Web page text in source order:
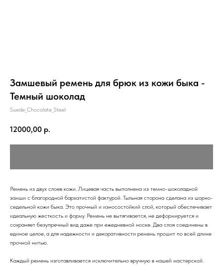
Замшевый ремень для брюк из кожи быка -
Темный шоколад
Suede_Chocolate_Steel
12000,00 р.
Ремень из двух слоев кожи. Лицевая часть выполнена из темно-шоколадной
замши с благородной бархатистой фактурой. Тыльная сторона сделана из шорно-
седельной кожи быка. Это прочный и износостойкий слой, который обеспечивает
идеальную жесткость и форму. Ремень не вытягивается, не деформируется и
сохраняет безупречный вид даже при ежедневной носке. Два слоя соединены в
единое целое, а для надежности и декоративности ремень прошит по всей длине
прочной нитью.
Каждый ремень изготавливается исключительно вручную в нашей мастерской.